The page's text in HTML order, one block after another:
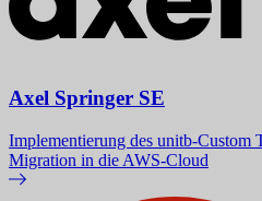
Axel Springer SE
Implementierung des unitb-Custom
Migration in die AWS-Cloud